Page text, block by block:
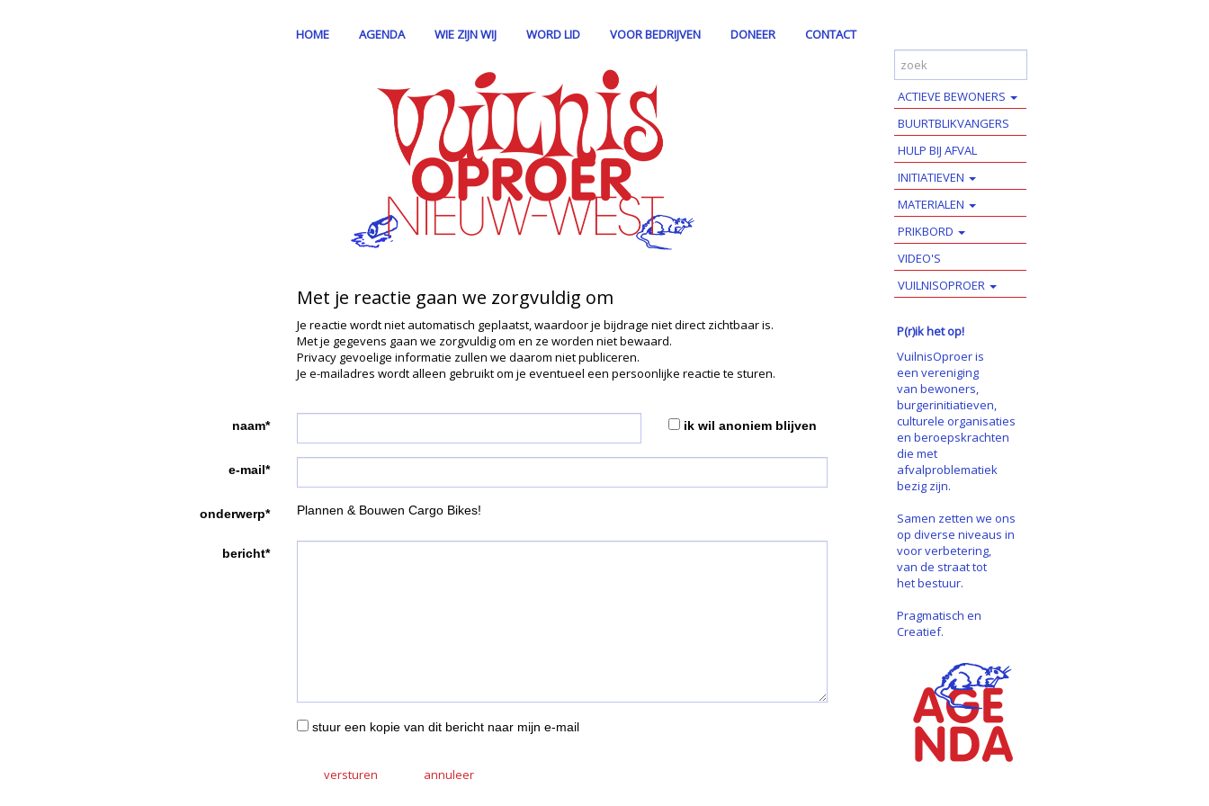
HOME AGENDA WIE ZIJN WIJ WORD LID VOOR BEDRIJVEN DONEER CONTACT
Met je reactie gaan we zorgvuldig om
Je reactie wordt niet automatisch geplaatst, waardoor je bijdrage niet direct zichtbaar is.
Met je gegevens gaan we zorgvuldig om en ze worden niet bewaard.
Privacy gevoelige informatie zullen we daarom niet publiceren.
Je e-mailadres wordt alleen gebruikt om je eventueel een persoonlijke reactie te sturen.
naam* ik wil anoniem blijven
e-mail*
onderwerp* Plannen & Bouwen Cargo Bikes!
bericht*
stuur een kopie van dit bericht naar mijn e-mail
versturen
ACTIEVE BEWONERS
BUURTBLIKVANGERS
HULP BIJ AFVAL
INITIATIEVEN
MATERIALEN
PRIKBORD
VIDEO'S
VUILNISOPROER
P(r)ik het op!
VuilnisOproer is
een vereniging
van bewoners,
burgerinitiatieven,
culturele organisaties
en beroepskrachten
die met
afvalproblematiek
bezig zijn.
Samen zetten we ons
op diverse niveaus in
voor verbetering,
van de straat tot
het bestuur.
Pragmatisch en
Creatief.